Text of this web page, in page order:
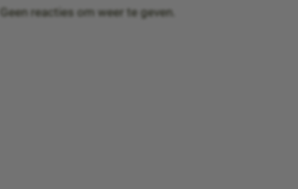
Geen reacties om weer te geven.